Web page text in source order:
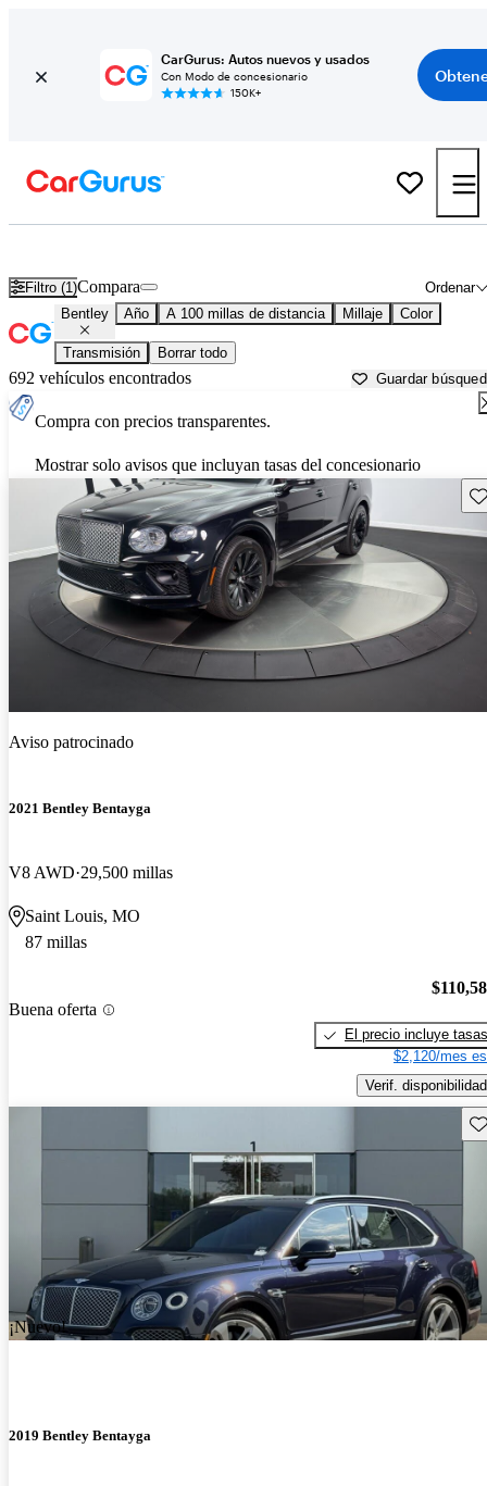
CarGurus: Autos nuevos y usados
Con Modo de concesionario
150K+
Filtro (1) Ordenar
Compara
Bentley Año A 100 millas de distancia Millaje Color
Transmisión Borrar todo
692 vehículos encontrados Guardar
Compra con precios transparentes.
Mostrar solo avisos que incluyan tasas del concesionario
Aviso patrocinado
2021 Bentley Bentayga
V8 AWD 29,500 millas
Saint Louis, MO
87 millas
Buena oferta
El precio incluye tasas
$2,120/mes
Verif. disponibilidad
¡Nuevo!
2019 Bentley Bentayga